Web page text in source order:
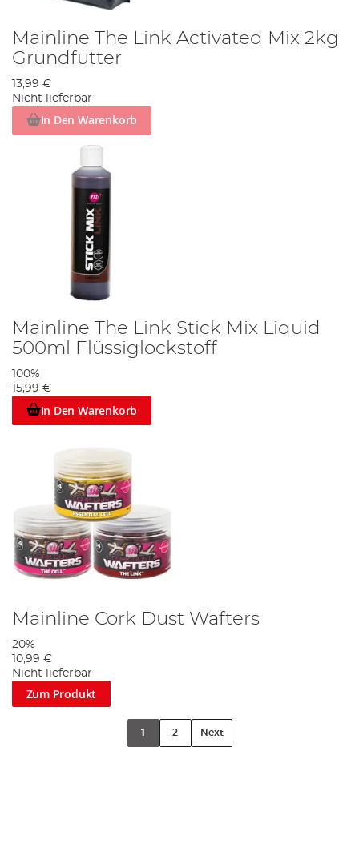
Mainline The Link Activated Mix 2kg
Grundfutter
13,99 €
Nicht lieferbar
In Den Warenkorb
Mainline The Link Stick Mix Liquid
500ml Flüssiglockstoff
100%
15,99 €
In Den Warenkorb
Mainline Cork Dust Wafters
20%
10,99 €
Nicht lieferbar
Zum Produkt
1 2 Next